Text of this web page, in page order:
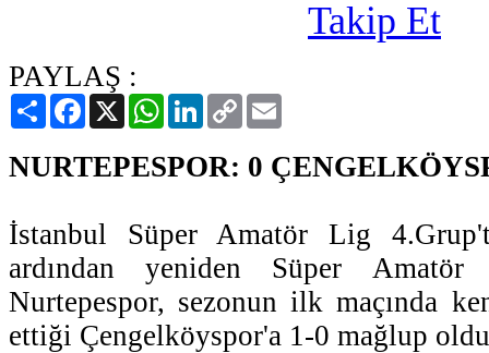
PAYLAŞ :
PaylaşFacebook
X WhatsAppLinkedIn
Copy
Link
NURTEPESPOR: 0
İstanbul Süper Amatör Lig
ardından yeniden Süper Amatör
Nurtepespor, sezonun ilk maçında
ettiği Çengelköyspor'a 1-0 mağlup